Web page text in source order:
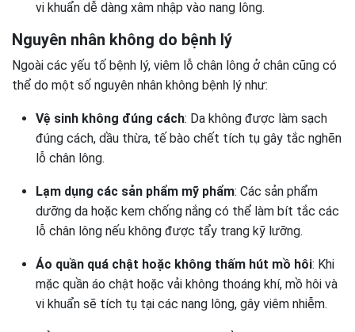
vi khuẩn dễ dàng xâm nhập vào nang lông.
Nguyên nhân không do bệnh lý
Ngoài các yếu tố bệnh lý, viêm lỗ chân lông ở chân cũng có
thể do một số nguyên nhân không bệnh lý như:
Vệ sinh không đúng cách: Da không được làm sạch
đúng cách, dầu thừa, tế bào chết tích tụ gây tắc nghẽn
lỗ chân lông.
Lạm dụng các sản phẩm mỹ phẩm: Các sản phẩm
dưỡng da hoặc kem chống nắng có thể làm bít tắc các
lỗ chân lông nếu không được tẩy trang kỹ lưỡng.
Áo quần quá chật hoặc không thấm hút mồ hôi: Khi
mặc quần áo chật hoặc vải không thoáng khí, mồ hôi và
vi khuẩn sẽ tích tụ tại các nang lông, gây viêm nhiễm.